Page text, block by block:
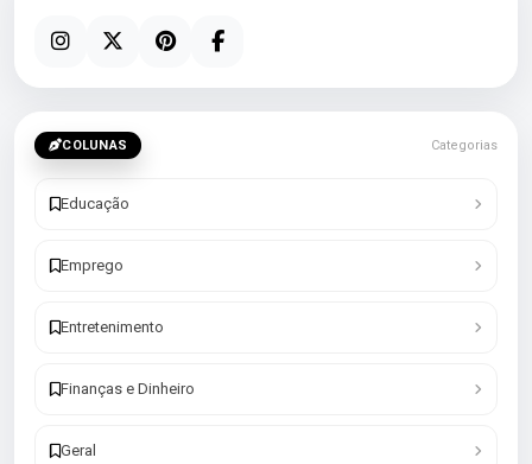
COLUNAS Categorias
Educação
Emprego
Entretenimento
Finanças e Dinheiro
Geral